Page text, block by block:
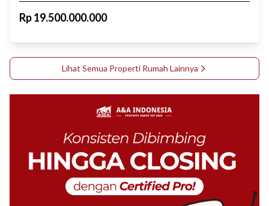
Rp19.500.000.000
Lihat Semua Properti Rumah Lainnya